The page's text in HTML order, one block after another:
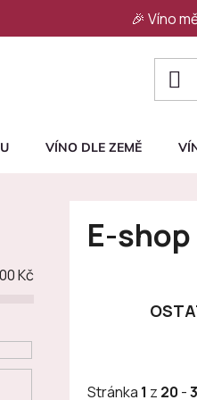
🎉 Víno
VÍNO DLE ZEMĚ
Kč
E-shop
Stránka 1 z 20 -